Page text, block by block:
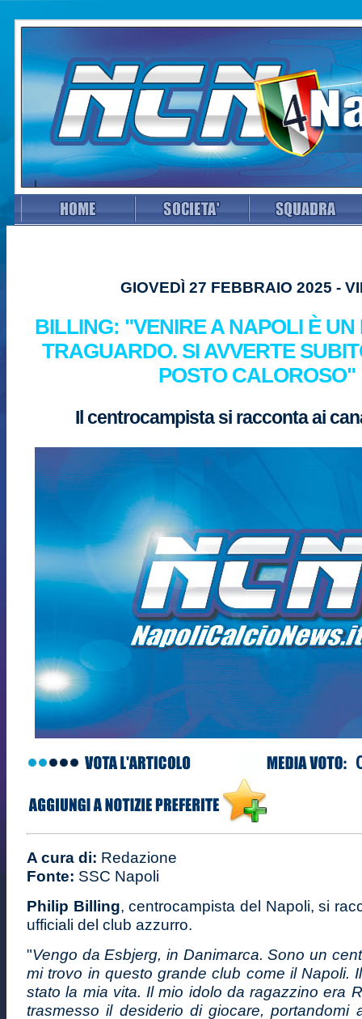
GIOVEDÌ 27 FEBBRAIO 2025 -
BILLING: "VENIRE A NAPOLI È UN
TRAGUARDO. SI AVVERTE
POSTO CALOROSO"
Il centrocampista si racconta ai
A cura di: Redazione
Fonte: SSC Napoli
Philip Billing, centrocampista del Napoli, si
ufficiali del club azzurro.
"Vengo da Esbjerg, in Danimarca. Sono un
mi trovo in questo grande club come il Napoli.
stato la mia vita. Il mio idolo da ragazzino era
trasmesso il desiderio di giocare, portandomi